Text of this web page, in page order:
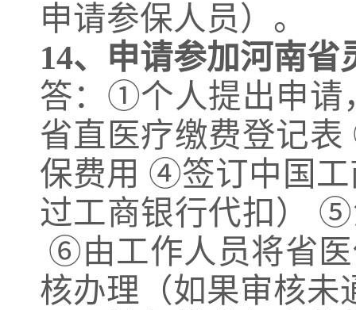
申请参保人员）。
14、 申请参加河南省
答：①个人提出申请
省直医疗缴费登记
保费用 ④签订中国工
过工商银行代扣）
⑥由工作人员将省医
核办理（如果审核未